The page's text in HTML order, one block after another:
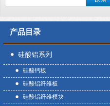
产品目录
硅酸铝系列
硅酸钙板
硅酸铝纤维板
硅酸铝纤维模块